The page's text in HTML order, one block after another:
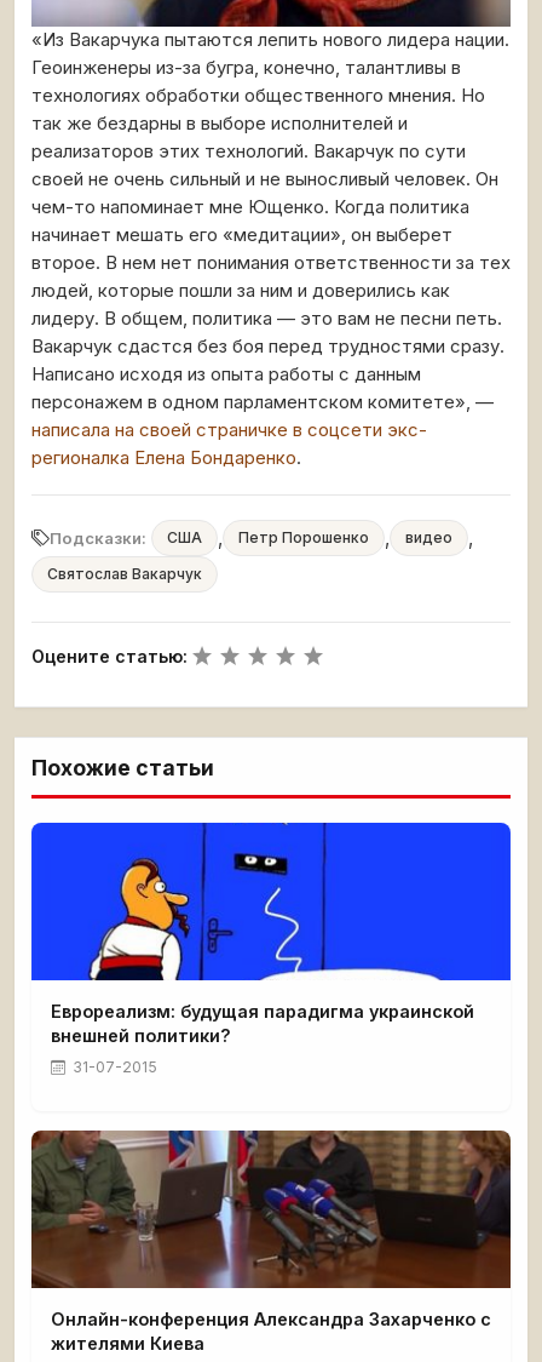
«Из Вакарчука пытаются лепить нового лидера нации.
Геоинженеры из-за бугра, конечно, талантливы в
технологиях обработки общественного мнения. Но
так же бездарны в выборе исполнителей и
реализаторов этих технологий. Вакарчук по сути
своей не очень сильный и не выносливый человек. Он
чем-то напоминает мне Ющенко. Когда политика
начинает мешать его «медитации», он выберет
второе. В нем нет понимания ответственности за тех
людей, которые пошли за ним и доверились как
лидеру. В общем, политика — это вам не песни петь.
Вакарчук сдастся без боя перед трудностями сразу.
Написано исходя из опыта работы с данным
персонажем в одном парламентском комитете», —
написала на своей страничке в соцсети экс-
регионалка Елена Бондаренко.
Подсказки: США , Петр Порошенко , видео ,
Святослав Вакарчук
Оцените статью:
Похожие статьи
Еврореализм: будущая парадигма украинской
внешней политики?
31-07-2015
Онлайн-конференция Александра Захарченко с
жителями Киева